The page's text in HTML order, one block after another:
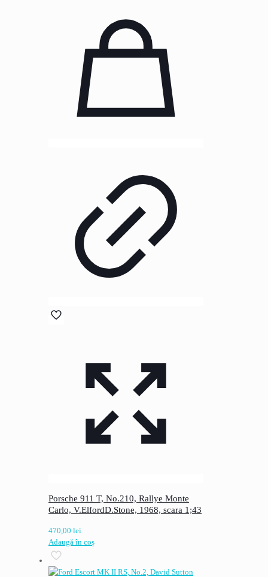
Porsche 911 T, No.210, Rallye Monte
Carlo, V.ElfordD.Stone, 1968, scara 1;43
470,00 lei
Adaugă în coș